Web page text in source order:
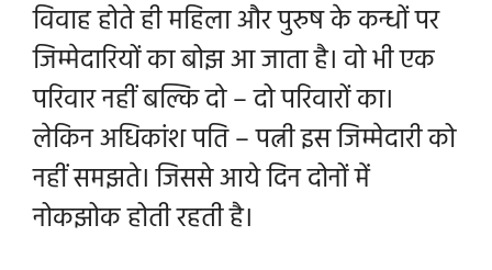
विवाह होते ही महिला और पुरुष के कन्धों पर
जिम्मेदारियों का बोझ आ जाता है। वो भी एक
परिवार नहीं बल्कि दो – दो परिवारों का।
लेकिन अधिकांश पति – पत्नी इस जिम्मेदारी को
नहीं समझते। जिससे आये दिन दोनों में
नोकझोक होती रहती है।